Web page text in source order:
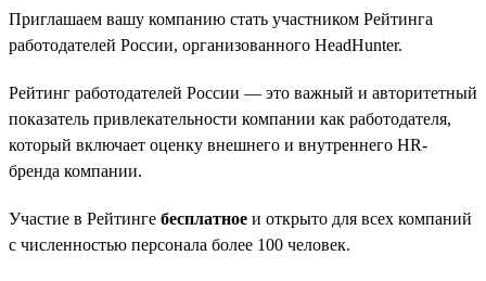
Приглашаем вашу компанию стать участником Рейтинга
работодателей России, организованного HeadHunter.
Рейтинг работодателей России — это важный и авторитетный
показатель привлекательности компании как работодателя,
который включает оценку внешнего и внутреннего HR-
бренда компании.
Участие в Рейтинге бесплатное и открыто для всех компаний
с численностью персонала более 100 человек.